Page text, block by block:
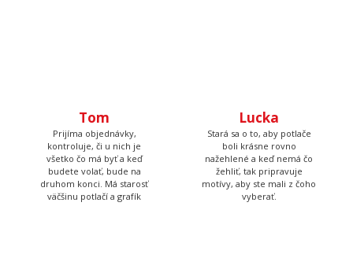
Tom
Prijíma objednávky,
kontroluje, či u nich je
všetko čo má byť a keď
budete volať, bude na
druhom konci. Má starosť
väčšinu potlačí a grafík
Lucka
Stará sa o to, aby potlače
boli krásne rovno
nažehlené a keď nemá čo
žehliť, tak pripravuje
motívy, aby ste mali z čoho
vyberať.